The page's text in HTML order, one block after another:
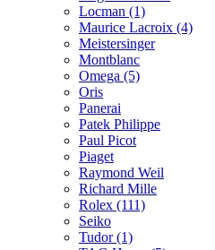
Locman (1)
Maurice Lacroix (4)
Meistersinger
Montblanc
Omega (5)
Oris
Panerai
Patek Philippe
Paul Picot
Piaget
Raymond Weil
Richard Mille
Rolex (111)
Seiko
Tudor(1)